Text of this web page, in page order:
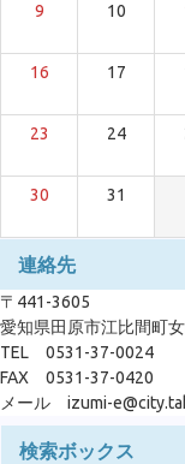
9 10
16 17
23 24
30 31
連絡先
〒441-3605
愛知県田原市江比間町
TEL 0531-37-0024
FAX 0531-37-0420
メール izumi-
検索ボックス